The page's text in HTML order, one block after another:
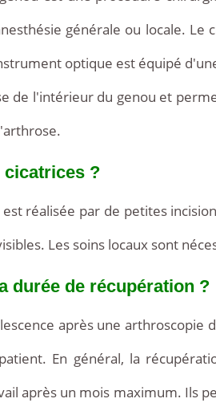
générale ou locale.
optique est équipé
de l'intérieur du genou et
cicatrices ?
réalisée par de petites
Les soins locaux sont
durée de récupération ?
après une
En général, la
après un mois maximum. Ils